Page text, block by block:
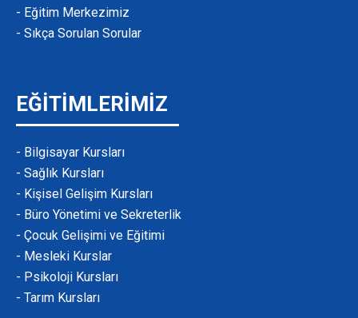
- Eğitim Merkezimiz
- Sıkça Sorulan Sorular
EĞİTİMLERİMİZ
- Bilgisayar Kursları
- Sağlık Kursları
- Kişisel Gelişim Kursları
- Büro Yönetimi ve Sekreterlik
- Çocuk Gelişimi ve Eğitimi
- Mesleki Kurslar
- Psikoloji Kursları
- Tarım Kursları